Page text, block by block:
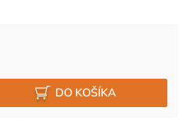
DO KOŠÍKA